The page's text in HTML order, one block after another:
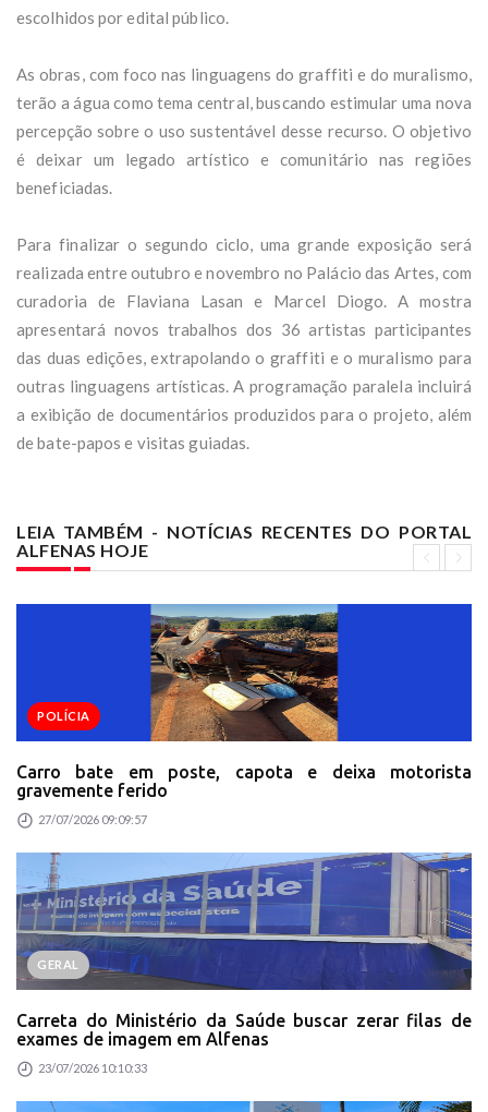
escolhidos por edital público.
As obras, com foco nas linguagens do graffiti e do muralismo,
terão a água como tema central, buscando estimular uma nova
percepção sobre o uso sustentável desse recurso. O objetivo
é deixar um legado artístico e comunitário nas regiões
beneficiadas.
Para finalizar o segundo ciclo, uma grande exposição será
realizada entre outubro e novembro no Palácio das Artes, com
curadoria de Flaviana Lasan e Marcel Diogo. A mostra
apresentará novos trabalhos dos 36 artistas participantes
das duas edições, extrapolando o graffiti e o muralismo para
outras linguagens artísticas. A programação paralela incluirá
a exibição de documentários produzidos para o projeto, além
de bate-papos e visitas guiadas.
LEIA TAMBÉM - NOTÍCIAS RECENTES DO PORTAL
ALFENAS HOJE
POLÍCIA
Carro bate em poste, capota e deixa motorista
gravemente ferido
27/07/2026 09:09:57
GERAL
Carreta do Ministério da Saúde buscar zerar filas de
exames de imagem em Alfenas
23/07/2026 10:10:33